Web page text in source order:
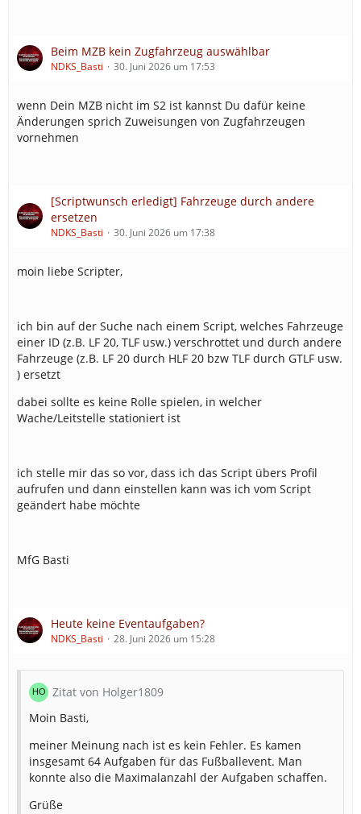
Beim MZB kein Zugfahrzeug auswählbar
NDKS_Basti 30. Juni 2026 um 17:53
wenn Dein MZB nicht im S2 ist kannst Du dafür keine
Änderungen sprich Zuweisungen von Zugfahrzeugen
vornehmen
[Scriptwunsch erledigt] Fahrzeuge durch andere
ersetzen
NDKS_Basti 30. Juni 2026 um 17:38
moin liebe Scripter,
ich bin auf der Suche nach einem Script, welches Fahrzeuge
einer ID (z.B. LF 20, TLF usw.) verschrottet und durch andere
Fahrzeuge (z.B. LF 20 durch HLF 20 bzw TLF durch GTLF usw.
) ersetzt
dabei sollte es keine Rolle spielen, in welcher
Wache/Leitstelle stationiert ist
ich stelle mir das so vor, dass ich das Script übers Profil
aufrufen und dann einstellen kann was ich vom Script
geändert habe möchte
MfG Basti
Heute keine Eventaufgaben?
NDKS_Basti 28. Juni 2026 um 15:28
Zitat von Holger1809
Moin Basti,
meiner Meinung nach ist es kein Fehler. Es kamen
insgesamt 64 Aufgaben für das Fußballevent. Man
konnte also die Maximalanzahl der Aufgaben schaffen.
Grüße